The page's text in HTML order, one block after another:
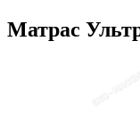
Матрас